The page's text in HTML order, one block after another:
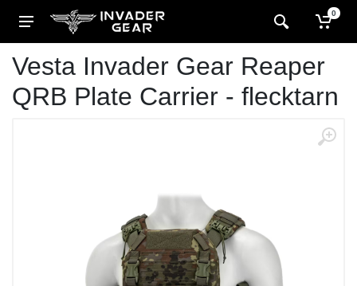
0
Vesta Invader Gear Reaper
QRB Plate Carrier - flecktarn